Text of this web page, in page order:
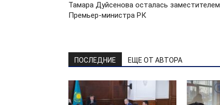
Тамара Дуйсенова осталась заместителем
Премьер-министра РК
ПОСЛЕДНИЕ ЕЩЕ ОТ АВТОРА